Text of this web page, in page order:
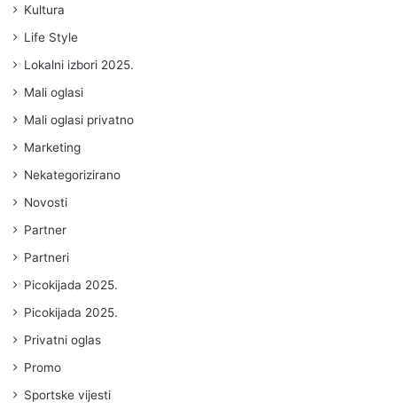
Kultura
Life Style
Lokalni izbori 2025.
Mali oglasi
Mali oglasi privatno
Marketing
Nekategorizirano
Novosti
Partner
Partneri
Picokijada 2025.
Picokijada 2025.
Privatni oglas
Promo
Sportske vijesti